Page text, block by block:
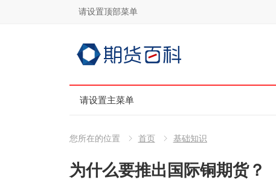
请设置顶部菜单
请设置主菜单
您所在的位置 首页 基础知识
为什么要推出国际铜期货？